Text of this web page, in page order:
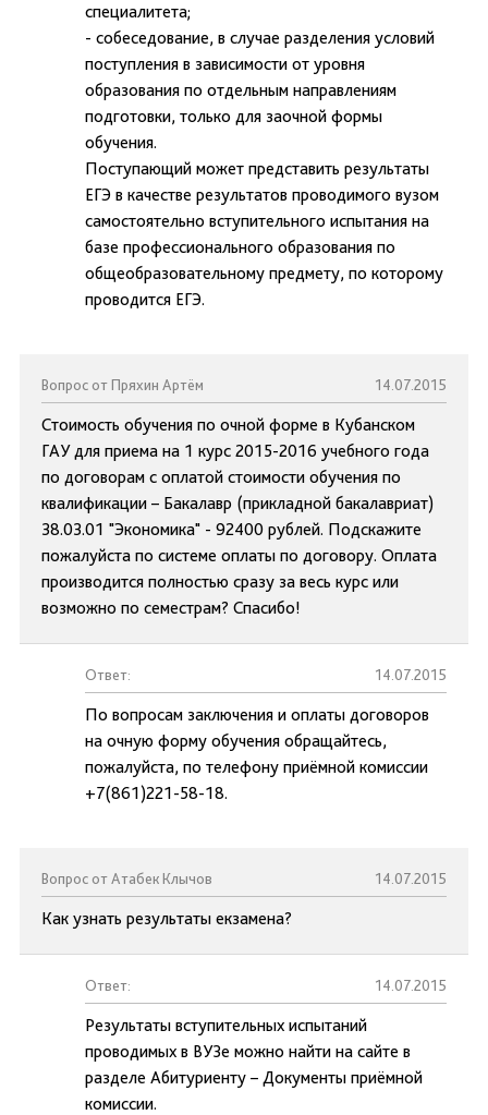
специалитета;
- собеседование, в случае разделения условий
поступления в зависимости от уровня
образования по отдельным направлениям
подготовки, только для заочной формы
обучения.
Поступающий может представить результаты
ЕГЭ в качестве результатов проводимого вузом
самостоятельно вступительного испытания на
базе профессионального образования по
общеобразовательному предмету, по которому
проводится ЕГЭ.
Вопрос от Пряхин Артём 14.07.2015
Стоимость обучения по очной форме в Кубанском
ГАУ для приема на 1 курс 2015-2016 учебного года
по договорам с оплатой стоимости обучения по
квалификации – Бакалавр (прикладной бакалавриат)
38.03.01 "Экономика" - 92400 рублей. Подскажите
пожалуйста по системе оплаты по договору. Оплата
производится полностью сразу за весь курс или
возможно по семестрам? Спасибо!
Ответ: 14.07.2015
По вопросам заключения и оплаты договоров
на очную форму обучения обращайтесь,
пожалуйста, по телефону приёмной комиссии
+7(861)221-58-18.
Вопрос от Атабек Клычов 14.07.2015
Как узнать результаты екзамена?
Ответ: 14.07.2015
Результаты вступительных испытаний
проводимых в ВУЗе можно найти на сайте в
разделе Абитуриенту – Документы приёмной
комиссии.